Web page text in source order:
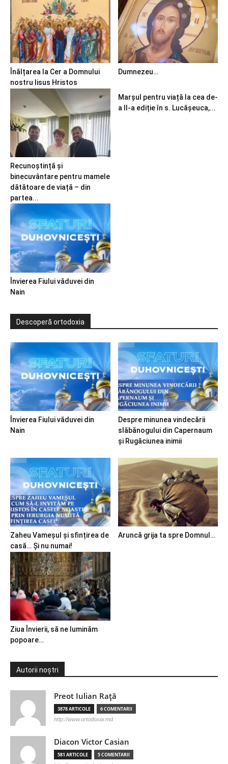
Înălțarea la Cer a Domnului
nostru Iisus Hristos
Dumnezeu…
Recunoștință și
binecuvântare pentru mamele
dătătoare de viață – din
partea...
Marșul pentru viață la cea de-
a II-a ediție în s. Lucășeuca,...
Învierea Fiului văduvei din
Nain
Descoperă ortodoxia
Învierea Fiului văduvei din
Nain
Despre minunea vindecării
slăbănogului din Capernaum
și Rugăciunea inimii
Zaheu Vameșul și sfințirea de
casă… Și nu numai!
Aruncă grija ta spre Domnul…
Ziua Învierii, să ne luminăm
popoare…
Autorii noștri
Preot Iulian Raţă
3878 ARTICOLE 6 COMENTARII
http://www.ortodoxia.md
Diacon Victor Casian
581 ARTICOLE 5 COMENTARII